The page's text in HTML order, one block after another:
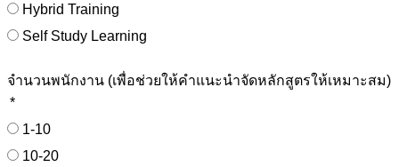
Hybrid Training
Self Study Learning
จำนวนพนักงาน (เพื่อช่วยให้คำแนะนำจัดหลักสูตรให้เหมาะสม)
1-10
10-20